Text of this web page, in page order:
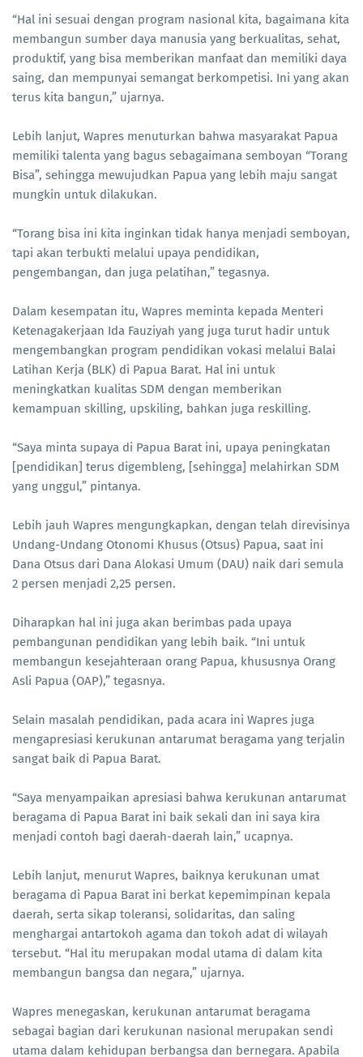
“Hal ini sesuai dengan program nasional kita, bagaimana kita
membangun sumber daya manusia yang berkualitas, sehat,
produktif, yang bisa memberikan manfaat dan memiliki daya
saing, dan mempunyai semangat berkompetisi. Ini yang akan
terus kita bangun,” ujarnya.
Lebih lanjut, Wapres menuturkan bahwa masyarakat Papua
memiliki talenta yang bagus sebagaimana semboyan “Torang
Bisa”, sehingga mewujudkan Papua yang lebih maju sangat
mungkin untuk dilakukan.
“Torang bisa ini kita inginkan tidak hanya menjadi semboyan,
tapi akan terbukti melalui upaya pendidikan,
pengembangan, dan juga pelatihan,” tegasnya.
Dalam kesempatan itu, Wapres meminta kepada Menteri
Ketenagakerjaan Ida Fauziyah yang juga turut hadir untuk
mengembangkan program pendidikan vokasi melalui Balai
Latihan Kerja (BLK) di Papua Barat. Hal ini untuk
meningkatkan kualitas SDM dengan memberikan
kemampuan skilling, upskiling, bahkan juga reskilling.
“Saya minta supaya di Papua Barat ini, upaya peningkatan
[pendidikan] terus digembleng, [sehingga] melahirkan SDM
yang unggul,” pintanya.
Lebih jauh Wapres mengungkapkan, dengan telah direvisinya
Undang-Undang Otonomi Khusus (Otsus) Papua, saat ini
Dana Otsus dari Dana Alokasi Umum (DAU) naik dari semula
2 persen menjadi 2,25 persen.
Diharapkan hal ini juga akan berimbas pada upaya
pembangunan pendidikan yang lebih baik. “Ini untuk
membangun kesejahteraan orang Papua, khususnya Orang
Asli Papua (OAP),” tegasnya.
Selain masalah pendidikan, pada acara ini Wapres juga
mengapresiasi kerukunan antarumat beragama yang terjalin
sangat baik di Papua Barat.
“Saya menyampaikan apresiasi bahwa kerukunan antarumat
beragama di Papua Barat ini baik sekali dan ini saya kira
menjadi contoh bagi daerah-daerah lain,” ucapnya.
Lebih lanjut, menurut Wapres, baiknya kerukunan umat
beragama di Papua Barat ini berkat kepemimpinan kepala
daerah, serta sikap toleransi, solidaritas, dan saling
menghargai antartokoh agama dan tokoh adat di wilayah
tersebut. “Hal itu merupakan modal utama di dalam kita
membangun bangsa dan negara,” ujarnya.
Wapres menegaskan, kerukunan antarumat beragama
sebagai bagian dari kerukunan nasional merupakan sendi
utama dalam kehidupan berbangsa dan bernegara. Apabila